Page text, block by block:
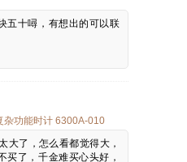
五十噚，有想出的可以联
杂功能时计 6300A-010
大了，怎么看都觉得大，
买了，千金难买心头好，